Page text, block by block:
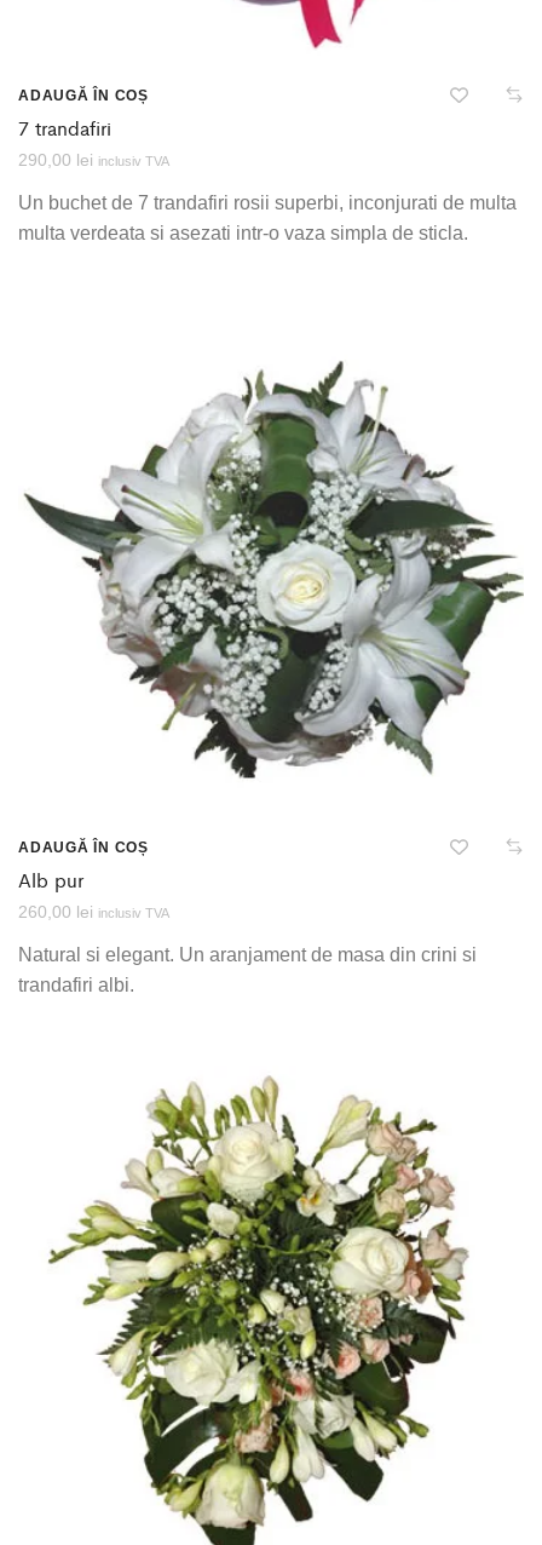
ADAUGĂ ÎN COȘ
7 trandafiri
290,00 lei inclusiv TVA
Un buchet de 7 trandafiri rosii superbi, inconjurati de multa
multa verdeata si asezati intr-o vaza simpla de sticla.
ADAUGĂ ÎN COȘ
Alb pur
260,00 lei inclusiv TVA
Natural si elegant. Un aranjament de masa din crini si
trandafiri albi.